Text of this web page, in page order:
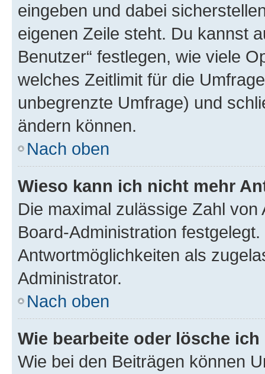
eingeben und dabei
eigenen Zeile steht. Du kannst
Benutzer“ festlegen, wie viele
welches Zeitlimit für die
unbegrenzte Umfrage) und
ändern können.
Nach oben
Wieso kann ich nicht mehr
Die maximal zulässige Zahl
Board-Administration
Antwortmöglichkeiten als
Administrator.
Nach oben
Wie bearbeite oder lösche
Wie bei den Beiträgen können